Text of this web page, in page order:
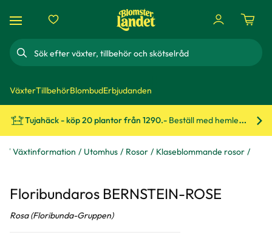
Sök
VäxterTillbehörBlombudErbjudanden
Tujahäck - köp 20 plantor från 1290.- Beställ med hemleverans!
Växtinformation Utomhus Rosor Klaseblommande rosor
Floribundaros BERNSTEIN-ROSE
Rosa (Floribunda-Gruppen)